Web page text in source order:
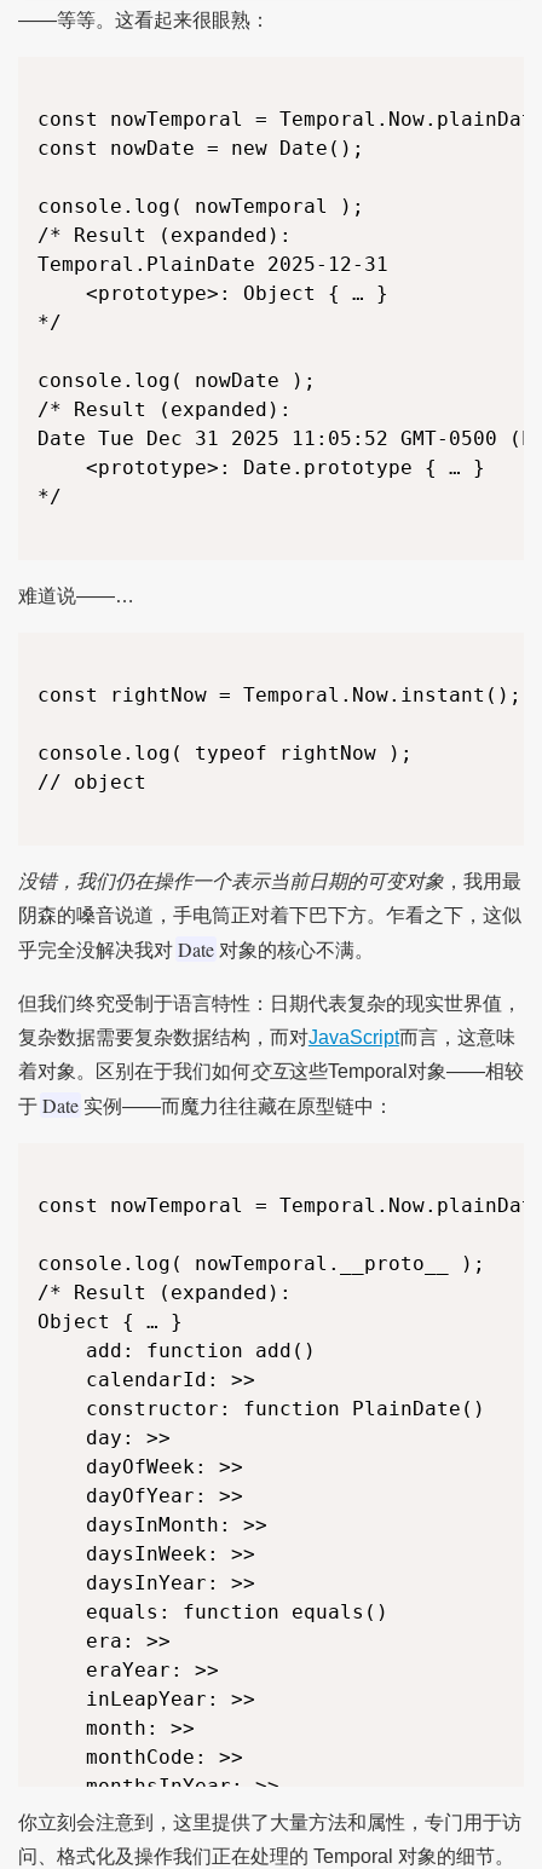
——等等。这看起来很眼熟：
const nowTemporal =
const nowDate = new Date();
console.log( nowTemporal );
/* Result (expanded):
Temporal.PlainDate 2025-12-31
*/
console.log( nowDate );
/* Result (expanded):
Date Tue Dec 31 2025 11:05:52 GMT-0500
*/
难道说——…
const rightNow = Temporal.Now.instant();
console.log( typeof rightNow );
// object
没错，我们仍在操作一个表示当前日期的可变对象，我用最
阴森的嗓音说道，手电筒正对着下巴下方。乍看之下，这似
乎完全没解决我对 Date 对象的核心不满。
但我们终究受制于语言特性：日期代表复杂的现实世界值，
复杂数据需要复杂数据结构，而对JavaScript而言，这意味
着对象。区别在于我们如何交互这些Temporal对象——相较
于 Date 实例——而魔力往往藏在原型链中：
const nowTemporal =
console.log( nowTemporal.__proto__ );
/* Result (expanded):
Object { … }
	since: function since()
	subtract: function subtract()
你立刻会注意到，这里提供了大量方法和属性，专门用于访
问、格式化及操作我们正在处理的 Temporal 对象的细节。